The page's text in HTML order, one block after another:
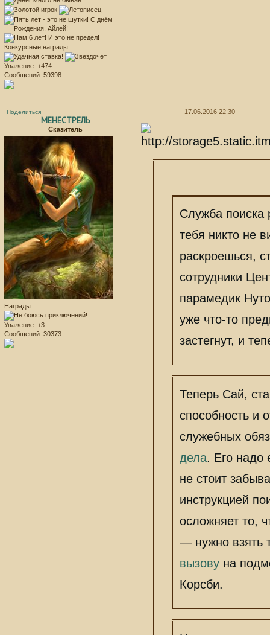
Конкурсные награды:
Уважение: +474
Сообщений: 59398
Поделиться 17.06.2016 22:30
МЕНЕСТРЕЛЬ
Сказитель
Награды:
Уважение: +3
Сообщений: 30373
Служба поиска
тебя никто не
раскроешься,
сотрудники
парамедик
уже что-то
застегнут, и
Теперь Сай,
способность и
служебных
дела. Его надо
не стоит
инструкцией
осложняет то,
— нужно взять
вызовуна
Корсби.